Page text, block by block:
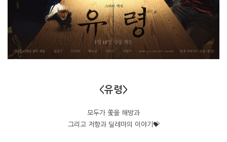
<유령>
모두가 쫓을 해방과
그리고 저항과 딜레마의 이야기💝